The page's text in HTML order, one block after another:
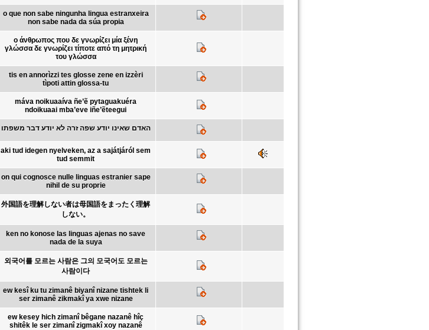
o que non sabe ningunha lingua estranxeira
non sabe nada da súa propia
ο άνθρωπος που δε γνωρίζει μία ξένη
γλώσσα δε γνωρίζει τίποτε από τη μητρική
του γλώσσα
tis en annorìzzi tes glosse zene en izzèri
tìpoti attin glossa-tu
máva noikuaaíva ñe’ẽ pytaguakuéra
ndoikuaai mba’eve iñe’ẽteegui
האדם שאינו יודע שפה זרה לא יודע דבר משפתו
aki tud idegen nyelveken, az a sajátjáról sem
tud semmit
on qui cognosce nulle linguas estranier sape
nihil de su proprie
外国語を理解しない者は母国語をまったく理解
しない。
ken no konose las linguas ajenas no save
nada de la suya
외국어를 모르는 사람은 그의 모국어도 모르는
사람이다
ew kesî ku tu zimanê biyanî nizane tishtek li
ser zimanê zikmakî ya xwe nizane
ew kesey hich zimanî bêgane nazanê hîç
shitêk le ser zimanî zigmakî xoy nazanê